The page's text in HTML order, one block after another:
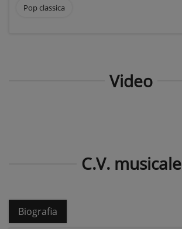
Pop classica
Video
C.V. musicale
Biografia